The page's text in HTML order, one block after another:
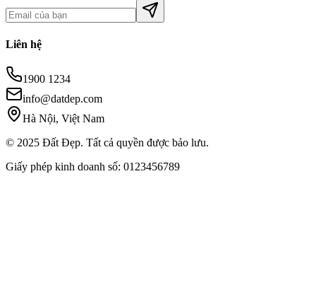
Liên hệ
1900 1234
info@datdep.com
Hà Nội, Việt Nam
© 2025 Đất Đẹp. Tất cả quyền được bảo lưu.
Giấy phép kinh doanh số: 0123456789